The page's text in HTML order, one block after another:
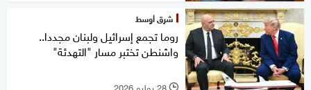
شرق أوسط
روما تجمع إسرائيل ولبنان مجددا..
واشنطن تختبر مسار "التهدئة"
l